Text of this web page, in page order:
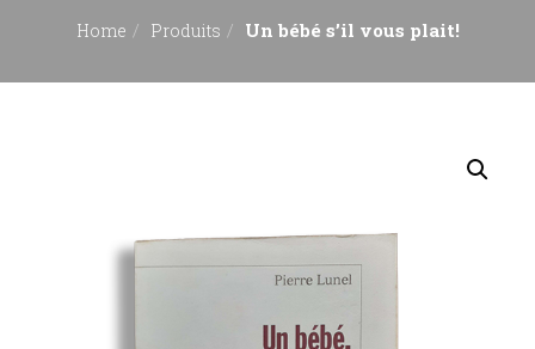
Home Produits Un bébé s’il vous plait!